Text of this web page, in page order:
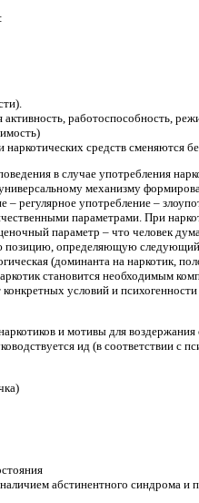
активность, работоспособность,
средств сменяются
в случае употребления
механизму
регулярное употребление –
параметрами. При
параметр – что человек
определяющую
(доминанта на наркотик,
становится необходимым
условий и
и мотивы для
ид (в соответствии с
абстинентного синдрома и